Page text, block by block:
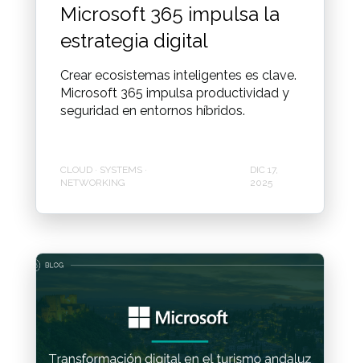
Microsoft 365 impulsa la
estrategia digital
Crear ecosistemas inteligentes es clave.
Microsoft 365 impulsa productividad y
seguridad en entornos híbridos.
CLOUD · SYSTEMS ·
NETWORKING
DIC 17,
2025